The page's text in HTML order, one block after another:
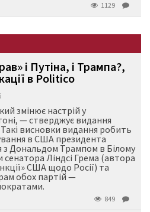
1129
і Путіна, і Трампа?,
в Politico
змінює настрій у
— стверджує видання
висновки видання робить
в США президента
з Дональдом Трампом в Білому
сенатора Ліндсі Грема (автора
США щодо Росії) та
обох партій —
849